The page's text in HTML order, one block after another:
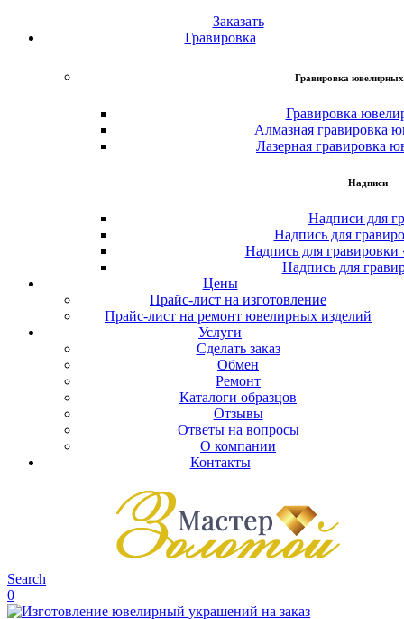
Заказать
Гравировка
Гравировка ювелирных
Гравировка
Алмазная гравировка
Лазерная гравировка
Надписи
Надписи для
Надпись для
Надпись для
Надпись для
Цены
Прайс-лист на изготовление
Прайс-лист на ремонт ювелирных изделий
Услуги
Сделать заказ
Обмен
Ремонт
Каталоги образцов
Отзывы
Ответы на вопросы
О компании
Контакты
Search
0